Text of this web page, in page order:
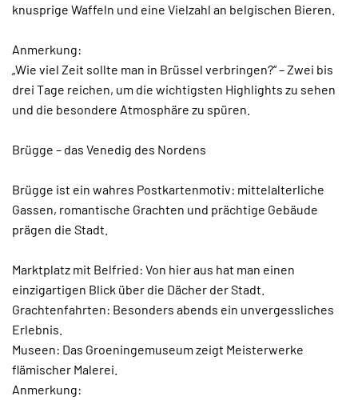
knusprige Waffeln und eine Vielzahl an belgischen Bieren.
Anmerkung:
„Wie viel Zeit sollte man in Brüssel verbringen?“ – Zwei bis
drei Tage reichen, um die wichtigsten Highlights zu sehen
und die besondere Atmosphäre zu spüren.
Brügge – das Venedig des Nordens
Brügge ist ein wahres Postkartenmotiv: mittelalterliche
Gassen, romantische Grachten und prächtige Gebäude
prägen die Stadt.
Marktplatz mit Belfried: Von hier aus hat man einen
einzigartigen Blick über die Dächer der Stadt.
Grachtenfahrten: Besonders abends ein unvergessliches
Erlebnis.
Museen: Das Groeningemuseum zeigt Meisterwerke
flämischer Malerei.
Anmerkung: